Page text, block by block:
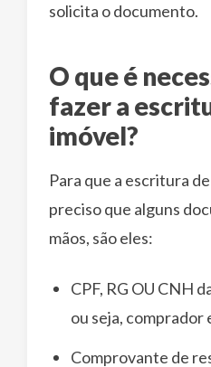
solicita o documento.
O que é
fazer a
imóvel?
Para que a escritura
preciso que alguns
mãos, são eles:
CPF, RG OU CNH
ou seja, comprador
Comprovante de